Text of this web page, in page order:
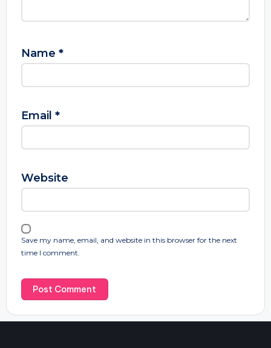
Name *
Email *
Website
Save my name, email, and website in this browser for the next
time I comment.